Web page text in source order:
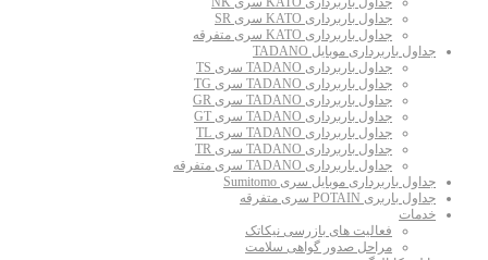
جداول باربرداری KATO سری SR
جداول باربرداری KATO سری متفرقه
جداول باربرداری موبایل TADANO
جداول باربرداری TADANO سری TS
جداول باربرداری TADANO سری TG
جداول باربرداری TADANO سری GR
جداول باربرداری TADANO سری GT
جداول باربرداری TADANO سری TL
جداول باربرداری TADANO سری TR
جداول باربرداری TADANO سری متفرقه
جداول باربرداری موبایل سری Sumitomo
جداول باربری POTAIN سری متفرقه
خدمات
فعالیت های بازرسی نیکاتک
مراحل صدور گواهی سلامت